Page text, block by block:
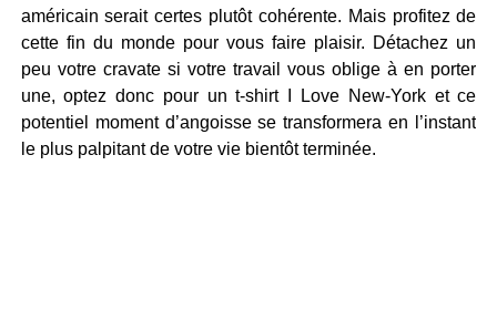
américain serait certes plutôt cohérente. Mais profitez de
cette fin du monde pour vous faire plaisir. Détachez un
peu votre cravate si votre travail vous oblige à en porter
une, optez donc pour un t-shirt I Love New-York et ce
potentiel moment d’angoisse se transformera en l’instant
le plus palpitant de votre vie bientôt terminée.